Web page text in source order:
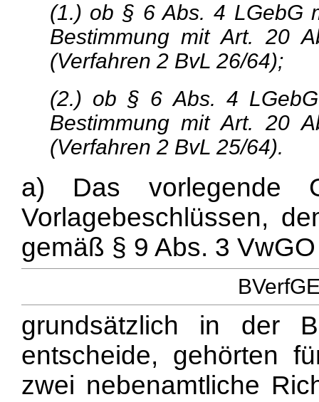
(1.) ob § 6 Abs. 4 LGebG
Bestimmung mit Art. 20
(Verfahren 2 BvL 26/64);
(2.) ob § 6 Abs. 4
Bestimmung mit Art. 20
(Verfahren 2 BvL 25/64).
a) Das vorlegende
Vorlagebeschlüssen,
gemäß § 9 Abs. 3 VwGO
grundsätzlich in der
entscheide, gehörten
zwei nebenamtliche